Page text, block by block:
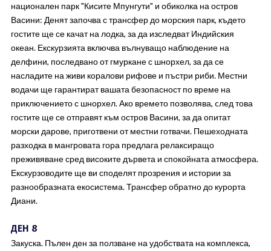
национален парк "Кисите Мпунгути" и обиколка на остров
Васини: Денят започва с трансфер до морския парк, където
гостите ще се качат на лодка, за да изследват Индийския
океан. Екскурзията включва вълнуващо наблюдение на
делфини, последвано от гмуркане с шнорхел, за да се
насладите на живи коралови рифове и пъстри риби. Местни
водачи ще гарантират вашата безопасност по време на
приключението с шнорхел. Ако времето позволява, cлед това
гостите ще се отправят към остров Васини, за да опитат
морски дарове, приготвени от местни готвачи. Пешеходната
разходка в мангровата гора предлага релаксиращо
преживяване сред високите дървета и спокойната атмосфера.
Екскурзоводите ще ви споделят прозрения и истории за
разнообразната екосистема. Трансфер обратно до курорта
Диани.
ДЕН 8
Закуска. Пълен ден за ползване на удобствата на комплекса,